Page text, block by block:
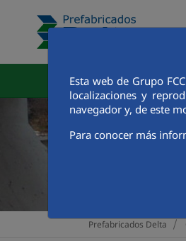
Pular para o Conteúdo principal
Esta web de Grupo
localizaciones y
navegador y, de este
Para conocer más
Prefabricados Delta